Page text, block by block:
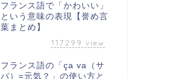
フランス語で「かわいい」
という意味の表現【誉め言
葉まとめ】
117299 view
フランス語の「ça va（サ
バ）=元気？」の使い方と